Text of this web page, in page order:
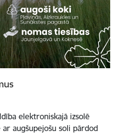
elektroniskajā izsolē
augšupejošu soli pārdod